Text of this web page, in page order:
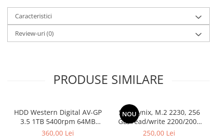
USB 3.0, 3.1 Gen 1, 3.2 Gen 1: 4buc
Numărul de porturi LAN: 1buc
Dimensiune: Micro ATX
Compatibil Windows 11: Da
Placa video: RTX 3060 12 GB GDDR6
Caracteristici
Review-uri(0)
PRODUSE SIMILARE
HDD Western Digital AV-GP
3.5 1TB 5400rpm 64MB
SATA3 (WD10EURX)
360,00 Lei
NOU
SSD Hynix, M.2 2230, 256
GB, read/write 2200/2000
MB/s, bulk
250,00 Lei